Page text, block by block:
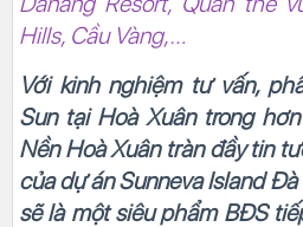
Hills, Cầu Vàng,…
Với kinh nghiệm tư vấn,
Sun tại Hoà Xuân trong
Nền Hoà Xuân tràn đầy tin
của dự án Sunneva Island
sẽ là một siêu phẩm BĐS